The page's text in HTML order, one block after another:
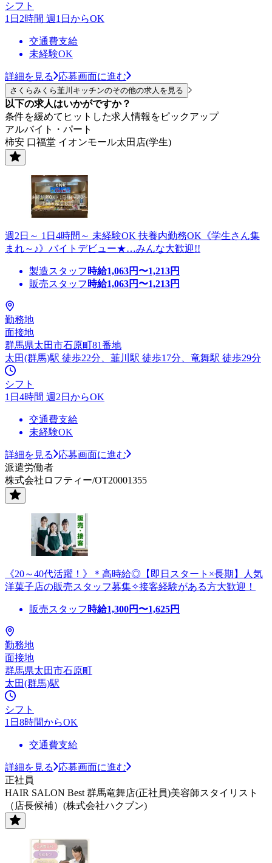
シフト
1日2時間 週1日からOK
交通費支給
未経験OK
詳細を見る 応募画面に進む
さくらみくら韮川キッチンのその他の求人を見る
以下の求人はいかがですか？
条件を緩めてヒットした求人情報をピックアップ
アルバイト・パート
柿安 口福堂 イオンモール太田店(学生)
週2日～ 1日4時間～ 未経験OK 扶養内勤務OK《学生さん集
まれ～♪》バイトデビュー★…みんな大歓迎!!
製造スタッフ 時給1,063円〜1,213円
販売スタッフ 時給1,063円〜1,213円
勤務地
面接地
群馬県太田市石原町81番地
太田(群馬)駅 徒歩22分、韮川駅 徒歩17分、竜舞駅 徒歩29分
シフト
1日4時間 週2日からOK
交通費支給
未経験OK
詳細を見る
応募画面に進む
派遣労働者
株式会社ロフティー/OT20001355
《20～40代活躍！》＊高時給◎【即日スタート×長期】人気
洋菓子店の販売スタッフ募集✧接客経験がある方大歓迎！
販売スタッフ 時給1,300円〜1,625円
勤務地
面接地
群馬県太田市石原町
太田(群馬)駅
シフト
1日8時間からOK
交通費支給
詳細を見る
応募画面に進む
正社員
HAIR SALON Best 群馬竜舞店(正社員)美容師スタイリスト
（店長候補）(株式会社ハクブン)